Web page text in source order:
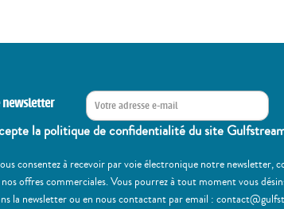
la politique de confidentialité du site
consentez à recevoir par voie électronique notre
offres commerciales. Vous pourrez à tout moment vous
la newsletter ou en nous contactant par email :